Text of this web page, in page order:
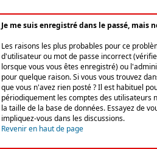
Je me suis enregistré dans le passé, mais
Les raisons les plus probables pour ce
d'utilisateur ou mot de passe incorrect
lorsque vous vous êtes enregistré) ou
pour quelque raison. Si vous vous trouvez
que vous n'avez rien posté ? Il est habituel
périodiquement les comptes des utilisateurs
la taille de la base de données. Essayez de
impliquez-vous dans les discussions.
Revenir en haut de page